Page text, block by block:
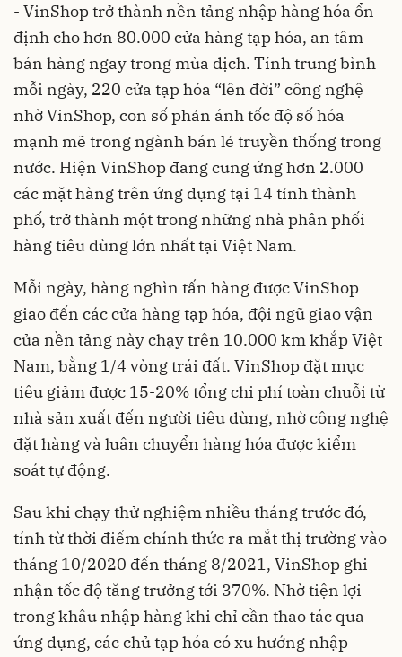
- VinShop trở thành nền tảng nhập hàng hóa ổn
định cho hơn 80.000 cửa hàng tạp hóa, an tâm
bán hàng ngay trong mùa dịch. Tính trung bình
mỗi ngày, 220 cửa tạp hóa “lên đời” công nghệ
nhờ VinShop, con số phản ánh tốc độ số hóa
mạnh mẽ trong ngành bán lẻ truyền thống trong
nước. Hiện VinShop đang cung ứng hơn 2.000
các mặt hàng trên ứng dụng tại 14 tỉnh thành
phố, trở thành một trong những nhà phân phối
hàng tiêu dùng lớn nhất tại Việt Nam.
Mỗi ngày, hàng nghìn tấn hàng được VinShop
giao đến các cửa hàng tạp hóa, đội ngũ giao vận
của nền tảng này chạy trên 10.000 km khắp Việt
Nam, bằng 1/4 vòng trái đất. VinShop đặt mục
tiêu giảm được 15-20% tổng chi phí toàn chuỗi từ
nhà sản xuất đến người tiêu dùng, nhờ công nghệ
đặt hàng và luân chuyển hàng hóa được kiểm
soát tự động.
Sau khi chạy thử nghiệm nhiều tháng trước đó,
tính từ thời điểm chính thức ra mắt thị trường vào
tháng 10/2020 đến tháng 8/2021, VinShop ghi
nhận tốc độ tăng trưởng tới 370%. Nhờ tiện lợi
trong khâu nhập hàng khi chỉ cần thao tác qua
ứng dụng, các chủ tạp hóa có xu hướng nhập